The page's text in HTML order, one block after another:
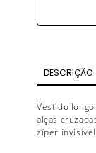
DESCRIÇÃO
Vestido
alças
zíper